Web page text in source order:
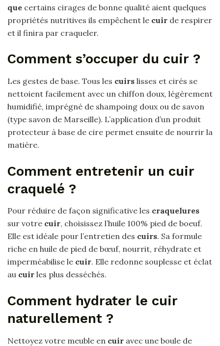
que certains cirages de bonne qualité aient quelques
propriétés nutritives ils empêchent le cuir de respirer
et il finira par craqueler.
Comment s’occuper du cuir ?
Les gestes de base. Tous les cuirs lisses et cirés se
nettoient facilement avec un chiffon doux, légèrement
humidifié, imprégné de shampoing doux ou de savon
(type savon de Marseille). L’application d’un produit
protecteur à base de cire permet ensuite de nourrir la
matière.
Comment entretenir un cuir
craquelé ?
Pour réduire de façon significative les craquelures
sur votre cuir, choisissez l’huile 100% pied de boeuf.
Elle est idéale pour l’entretien des cuirs. Sa formule
riche en huile de pied de bœuf, nourrit, réhydrate et
imperméabilise le cuir. Elle redonne souplesse et éclat
au cuir les plus desséchés.
Comment hydrater le cuir
naturellement ?
Nettoyez votre meuble en cuir avec une boule de